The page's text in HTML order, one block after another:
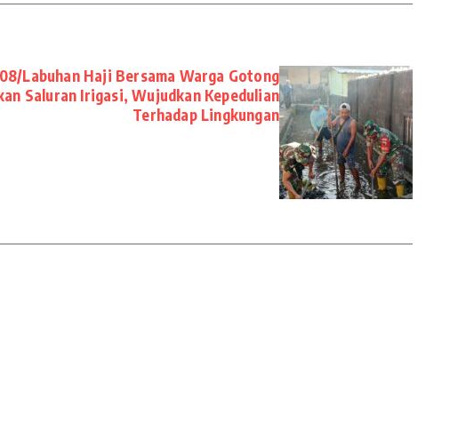
Labuhan Haji Bersama Warga Gotong
Saluran Irigasi, Wujudkan Kepedulian
Terhadap Lingkungan